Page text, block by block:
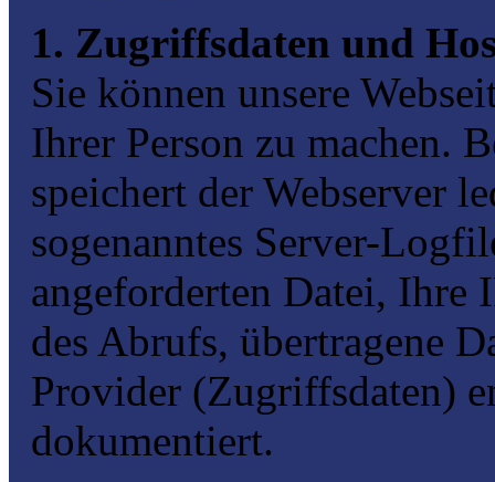
1. Zugriffsdaten und
Sie können unsere
Ihrer Person zu machen.
speichert der Webserver
sogenanntes Server-
angeforderten Datei, Ihre
des Abrufs, übertragene
Provider (Zugriffsdaten)
dokumentiert.